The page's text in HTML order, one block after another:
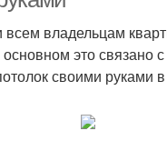
всем владельцам
это связано
своими руками